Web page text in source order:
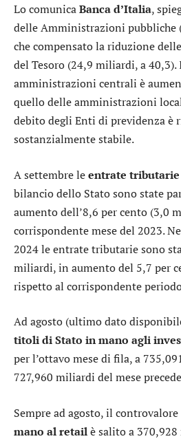
Lo comunicaBanca d’Italia,
delle Amministrazioni pubbliche
che compensato la riduzione
del Tesoro (24,9 miliardi, a
amministrazioni centrali è
quello delle amministrazioni
debito degli Enti di previdenza è
sostanzialmente stabile.
A settembre leentrate tributarie
bilancio dello Stato sono state
aumento dell’8,6 per cento (3,0
corrispondente mese del 2023.
2024 le entrate tributarie sono
miliardi, in aumento del 5,7 per
rispetto al corrispondente
Ad agosto (ultimo dato
titoli di Stato in mano agli
per l’ottavo mese di fila, a
727,960 miliardi del mese
Sempre ad agosto, il controvalore
mano al retailè salito a